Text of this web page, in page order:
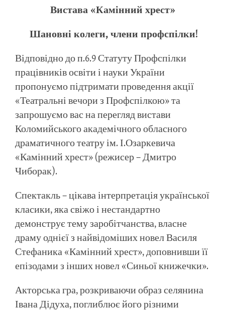
Вистава «Камінний хрест»
Шановні колеги, члени профспілки!
Відповідно до п.6.9 Статуту Профспілки
працівників освіти і науки України
пропонуємо підтримати проведення акції
«Театральні вечори з Профспілкою» та
запрошуємо вас на перегляд вистави
Коломийського академічного обласного
драматичного театру ім. І.Озаркевича
«Камінний хрест» (режисер – Дмитро
Чиборак).
Спектакль – цікава інтерпретація української
класики, яка свіжо і нестандартно
демонструє тему заробітчанства, власне
драму однієї з найвідоміших новел Василя
Стефаника «Камінний хрест», доповнивши її
епізодами з інших новел «Синьої книжечки».
Акторська гра, розкриваючи образ селянина
Івана Дідуха, поглиблює його різними